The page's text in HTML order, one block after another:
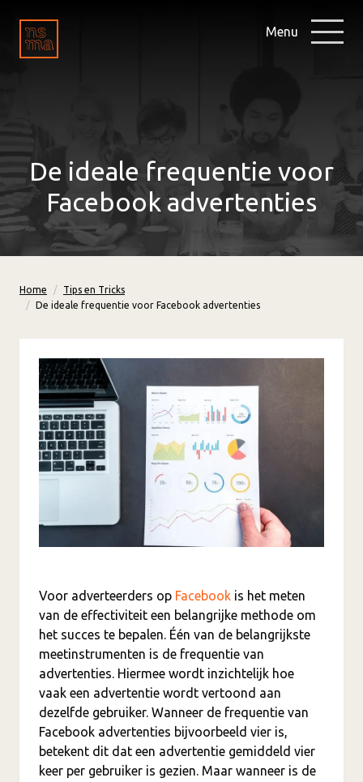
Menu
De ideale frequentie voor
Facebook advertenties
Home
Tips en Tricks
De ideale frequentie voor Facebook advertenties
Voor adverteerders op Facebook is het meten
van de effectiviteit een belangrijke methode om
het succes te bepalen. Één van de belangrijkste
meetinstrumenten is de frequentie van
advertenties. Hiermee wordt inzichtelijk hoe
vaak een advertentie wordt vertoond aan
dezelfde gebruiker. Wanneer de frequentie van
Facebook advertenties bijvoorbeeld vier is,
betekent dit dat een advertentie gemiddeld vier
keer per gebruiker is gezien. Maar wanneer is de